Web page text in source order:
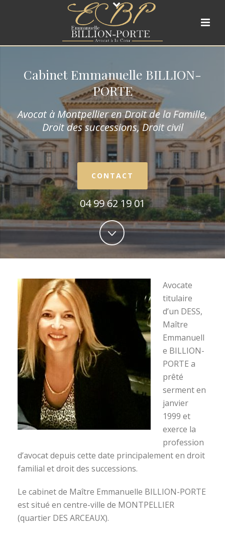
Cabinet Emmanuelle BILLION-
PORTE
Avocat à Montpellier en Droit de la Famille,
Droit des successions, Droit civil
CONTACT
04 99 62 19 01
Avocate
titulaire
d’un DESS,
Maître
Emmanuell
e BILLION-
PORTE a
prêté
serment en
janvier
1999 et
exerce la
profession
d’avocat depuis cette date principalement en droit
familial et droit des successions.
Le cabinet de Maître Emmanuelle BILLION-PORTE
est situé en centre-ville de MONTPELLIER
(quartier DES ARCEAUX).